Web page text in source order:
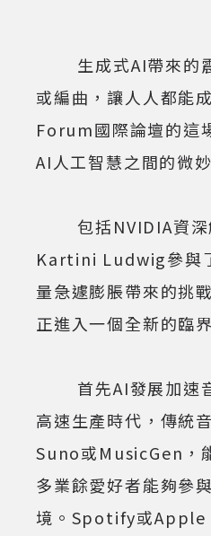
生成式AI帶來的震
或編曲，讓人人都能
Forum國際論壇的這
AI人工智慧之間的微
包括NVIDIA資深
Kartini Ludwig參與
量急遽膨脹帶來的挑
正進入一個全新的臨
首先AI發展加速音
高速生產時代，傳統
Suno或MusicGen，
多業餘愛好者能夠參
境。Spotify或Apple